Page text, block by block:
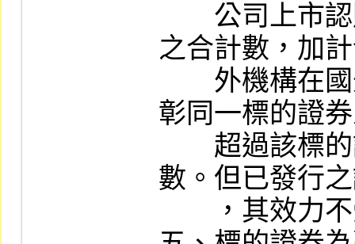
公司上市認
之合計數，加
外機構在國
彰同一標的證
超過該標的
數。但已發行
，其效力不